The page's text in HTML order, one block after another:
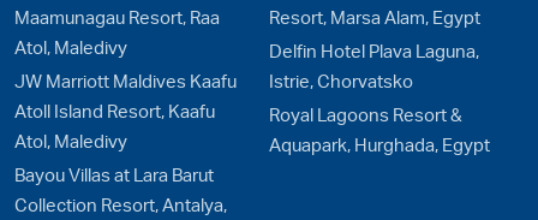
Maamunagau Resort, Raa
Atol, Maledivy
JW Marriott Maldives Kaafu
Atoll Island Resort, Kaafu
Atol, Maledivy
Bayou Villas at Lara Barut
Collection Resort, Antalya,
Resort, Marsa Alam, Egypt
Delfin Hotel Plava Laguna,
Istrie, Chorvatsko
Royal Lagoons Resort &
Aquapark, Hurghada, Egypt